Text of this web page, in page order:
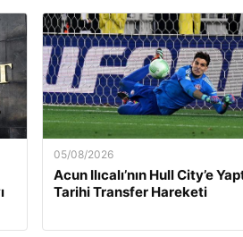
05/08/2026
Acun Ilıcalı’nın Hull City’e
Tarihi Transfer Hareketi